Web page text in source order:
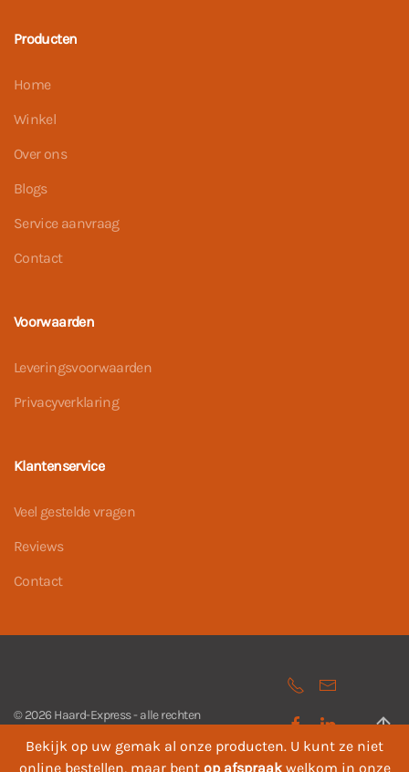
Producten
Home
Winkel
Over ons
Blogs
Service aanvraag
Contact
Voorwaarden
Leveringsvoorwaarden
Privacyverklaring
Klantenservice
Veel gestelde vragen
Reviews
Contact
©2026 Haard-Express - alle rechten
Bekijk op uw gemak al onze producten. U kunt ze niet
online bestellen, maar bent op afspraakwelkom in onze